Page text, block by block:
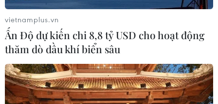
vietnamplus.vn
Ấn Độ dự kiến chi 8,8 tỷ USD cho hoạt động
thăm dò dầu khí biển sâu